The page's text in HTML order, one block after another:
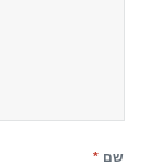
שם *